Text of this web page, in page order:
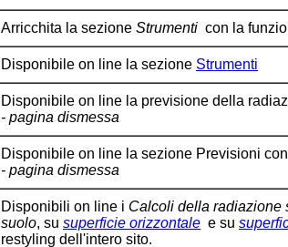
Arricchita la sezione Strumenti con la
Disponibile on line la sezione Strumenti
Disponibile on line la previsione della
- pagina dismessa
Disponibile on line la sezione Previsioni
- pagina dismessa
Disponibili on line i Calcoli della radiazione
suolo, su superficie orizzontale e su
restyling dell'intero sito.